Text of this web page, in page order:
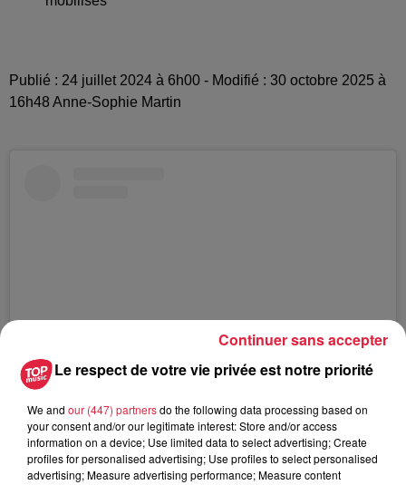
Publié : 24 juillet 2024 à 6h00 - Modifié : 30 octobre 2025 à
16h48 Anne-Sophie Martin
Voir cette publication sur Instagram
Le respect de votre vie privée est notre priorité
We and our (447) partnersdo the following data processing based on
your consent and/or our legitimate interest: Store and/or access
information on a device; Use limited data to select advertising; Create
profiles for personalised advertising; Use profiles to select personalised
advertising; Measure advertising performance; Measure content
Continuer sans accepter